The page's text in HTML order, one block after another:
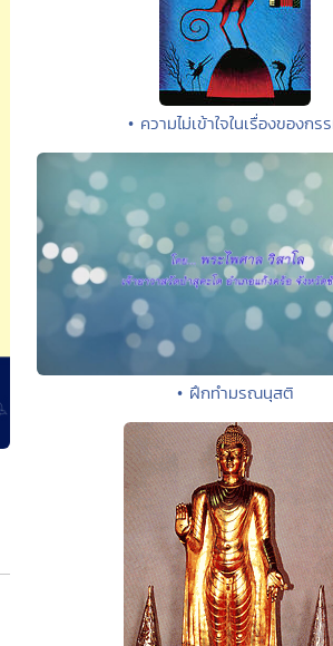
• ความไม่เข้าใจในเรื่องของกร
• ฝึกทำมรณนุสติ